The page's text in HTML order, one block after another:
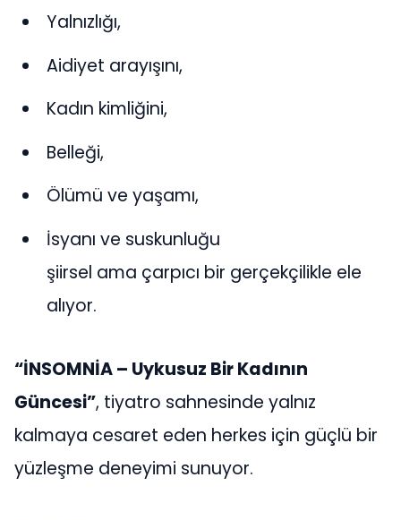
Yalnızlığı,
Aidiyet arayışını,
Kadın kimliğini,
Belleği,
Ölümü ve yaşamı,
İsyanı ve suskunluğu
şiirsel ama çarpıcı bir gerçekçilikle ele
alıyor.
“İNSOMNİA – Uykusuz Bir Kadının
Güncesi”, tiyatro sahnesinde yalnız
kalmaya cesaret eden herkes için güçlü bir
yüzleşme deneyimi sunuyor.